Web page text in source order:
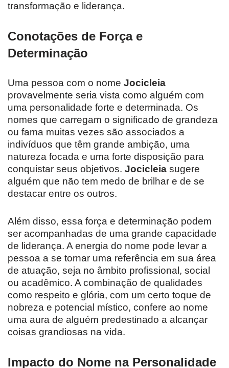
transformação e liderança.
Conotações de Força e
Determinação
Uma pessoa com o nome Jocicleia
provavelmente seria vista como alguém com
uma personalidade forte e determinada. Os
nomes que carregam o significado de grandeza
ou fama muitas vezes são associados a
indivíduos que têm grande ambição, uma
natureza focada e uma forte disposição para
conquistar seus objetivos. Jocicleia sugere
alguém que não tem medo de brilhar e de se
destacar entre os outros.
Além disso, essa força e determinação podem
ser acompanhadas de uma grande capacidade
de liderança. A energia do nome pode levar a
pessoa a se tornar uma referência em sua área
de atuação, seja no âmbito profissional, social
ou acadêmico. A combinação de qualidades
como respeito e glória, com um certo toque de
nobreza e potencial místico, confere ao nome
uma aura de alguém predestinado a alcançar
coisas grandiosas na vida.
Impacto do Nome na Personalidade